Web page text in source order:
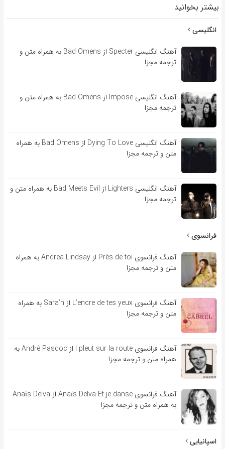
بیشتر بخوانید
انگلیسی
آهنگ انگلیسی Specter از Bad Omens به همراه متن و
ترجمه مجزا
آهنگ انگلیسی Impose از Bad Omens به همراه متن و
ترجمه مجزا
آهنگ انگلیسی Dying To Love از Bad Omens به همراه
متن و ترجمه مجزا
آهنگ انگلیسی Lighters از Bad Meets Evil به همراه متن و
ترجمه مجزا
فرانسوی
آهنگ فرانسوی Près de toi از Andrea Lindsay به همراه
متن و ترجمه مجزا
آهنگ فرانسوی L’encre de tes yeux از Sara’h به همراه
متن و ترجمه مجزا
آهنگ فرانسوی l pleut sur la route از André Pasdoc به
همراه متن و ترجمه مجزا
آهنگ فرانسوی Anaïs Delva Et je danse از Anaïs Delva
به همراه متن و ترجمه مجزا
اسپانیایی